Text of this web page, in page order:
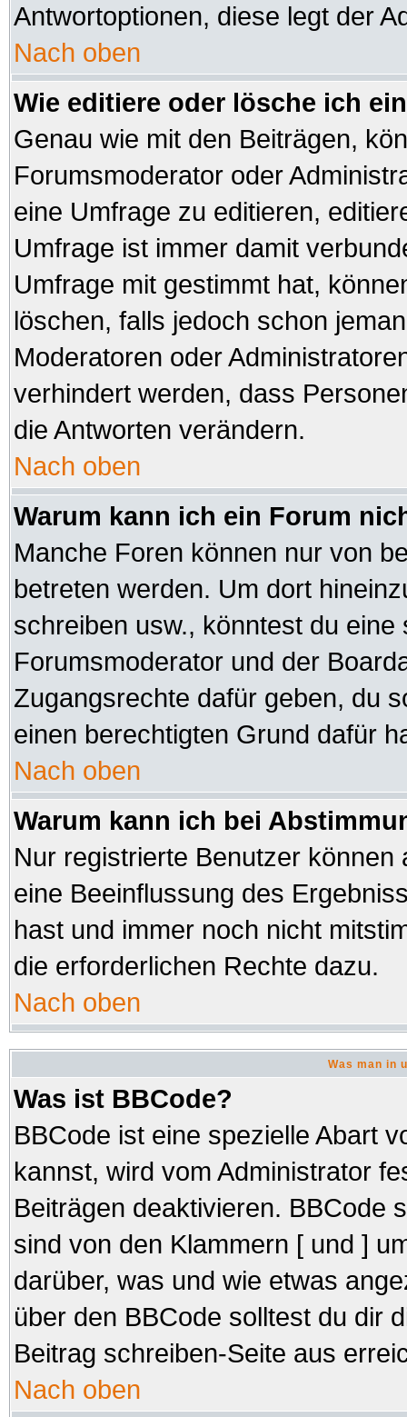
Antwortoptionen, diese legt der
Nach oben
Wie editiere oder lösche ich
Genau wie mit den Beiträgen,
Forumsmoderator oder
eine Umfrage zu editieren,
Umfrage ist immer damit
Umfrage mit gestimmt hat,
löschen, falls jedoch schon
Moderatoren oder
verhindert werden, dass
die Antworten verändern.
Nach oben
Warum kann ich ein Forum
Manche Foren können nur von
betreten werden. Um dort
schreiben usw., könntest du
Forumsmoderator und der
Zugangsrechte dafür geben, du
einen berechtigten Grund dafür
Nach oben
Warum kann ich bei
Nur registrierte Benutzer
eine Beeinflussung des
hast und immer noch nicht
die erforderlichen Rechte dazu.
Nach oben
Was man in
Was ist BBCode?
BBCode ist eine spezielle Abart
kannst, wird vom Administrator
Beiträgen deaktivieren. BBCode
sind von den Klammern [ und ]
darüber, was und wie etwas
über den BBCode solltest du dir
Beitrag schreiben-Seite aus
Nach oben